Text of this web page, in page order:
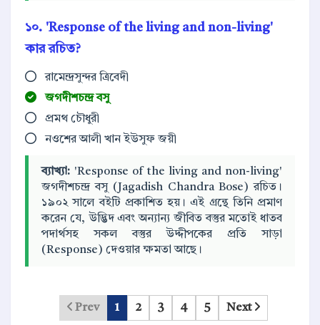
১০. 'Response of the living and non-living'
কার রচিত?
রামেন্দ্রসুন্দর ত্রিবেদী
জগদীশচন্দ্র বসু
প্রমথ চৌধুরী
নওশের আলী খান ইউসুফ জয়ী
ব্যাখ্যা: 'Response of the living and non-living'
জগদীশচন্দ্র বসু (Jagadish Chandra Bose) রচিত।
১৯০২ সালে বইটি প্রকাশিত হয়। এই গ্রন্থে তিনি প্রমাণ
করেন যে, উদ্ভিদ এবং অন্যান্য জীবিত বস্তুর মতোই ধাতব
পদার্থসহ সকল বস্তুর উদ্দীপকের প্রতি সাড়া
(Response) দেওয়ার ক্ষমতা আছে।
Prev 1 2 3 4 5 Next